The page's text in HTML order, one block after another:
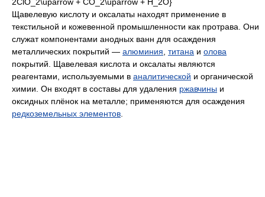
Щавелевую кислоту и оксалаты находят применение в
текстильной и кожевенной промышленности как протрава. Они
служат компонентами анодных ванн для осаждения
металлических покрытий — алюминия, титана и олова
покрытий. Щавелевая кислота и оксалаты являются
реагентами, используемыми в аналитической и органической
химии. Он входят в составы для удаления ржавчины и
оксидных плёнок на металле; применяются для осаждения
редкоземельных элементов.